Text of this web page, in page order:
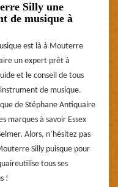
Silly une
de musique à
est là à Mouterre
un expert prêt à
et le conseil de tous
de musique.
de Stéphane Antiquaire
marques à savoir Essex
Alors, n’hésitez pas
Silly puisque pour
tous ses
!